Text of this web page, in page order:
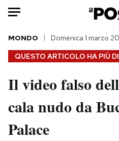
HOME
Italia
Politica
Tecnologia
QUESTO ARTICOLO HA PIÙ DI
MONDO Domenica 1 marzo
Il video falso
cala nudo da
Palace